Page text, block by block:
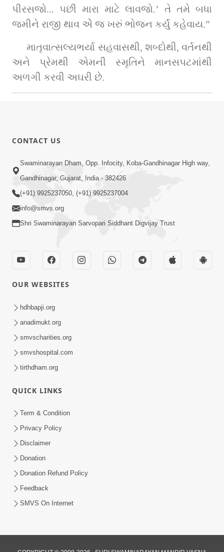
પીરસજો... પછી મારા માટે લાવજો.’ તે તમે બધા
જમીને રાજી થાવ એે જ ખરું ભોજન કર્યું કહેવાય.”
માતૃવાત્સલ્યભર્યા સહવાસથી, શબ્દોથી, વર્તનથી
અને પ્રેમથી એમની સ્મૃતિને માનસપટમાંથી
અળગી કરવી અઘરી છે.
CONTACT US
Swaminarayan Dham, Opp. Infocity, Koba-Gandhinagar High way,
Gandhinagar, Gujarat, India - 382426
(+91) 9925237050, (+91) 9925237004
info@smvs.org
Shri Swaminarayan Sarvopari Siddhant Digvijay Trust
OUR WEBSITES
hdhbapji.org
anadimukt.org
smvscharities.org
smvshospital.com
tirthdham.org
QUICK LINKS
Term & Condition
Privacy Policy
Disclaimer
Donation
Donation Refund Policy
Feedback
SMVS On Internet